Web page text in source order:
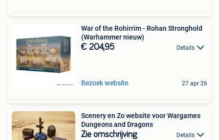
War of the Rohirrim - Rohan Stronghold
(Warhammer nieuw)
€ 204,95 Details
Bezoek website 27 apr 26
Scenery en Zo website voor Wargames
Dungeons and Dragons
Zie omschrijving Details